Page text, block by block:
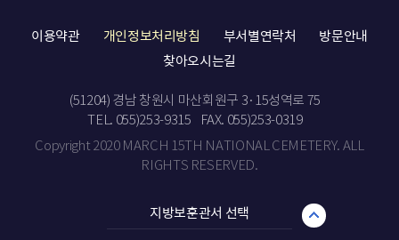
이용약관 개인정보처리방침 부서별연락처
방문안내
찾아오시는길
(51204) 경남 창원시 마산회원구 3·15성역로 75
TEL. 055)253-9315
FAX. 055)253-0319
Copyright 2020 MARCH 15TH NATIONAL CEMETERY. ALL
RIGHTS RESERVED.
지방보훈관서 선택